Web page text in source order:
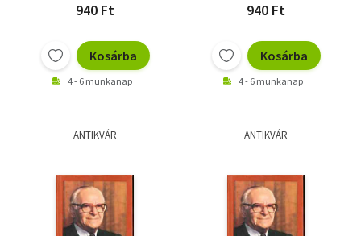
940 Ft
Kosárba
4 - 6 munkanap
940 Ft
Kosárba
4 - 6 munkanap
ANTIKVÁR ANTIKVÁR